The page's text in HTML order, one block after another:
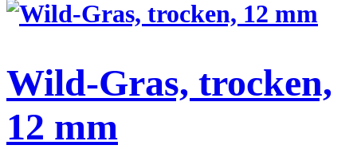
Wild-Gras, trocken,
12 mm